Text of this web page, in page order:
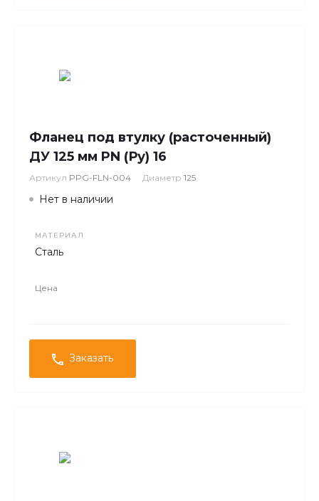
Фланец под втулку (расточенный)
ДУ 125 мм PN (Ру) 16
Артикул PPG-FLN-004 Диаметр 125
Нет в наличии
МАТЕРИАЛ
Сталь
Цена
Заказать